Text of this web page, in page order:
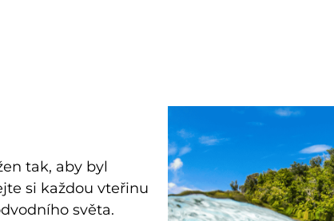
tak, aby byl
si každou vteřinu
světa.